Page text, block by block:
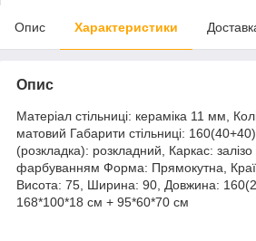
Опис Характеристики
Опис
Матеріал стільниці: кераміка 11 мм,
матовий Габарити стільниці:
(розкладка): розкладний, Каркас:
фарбуванням Форма: Прямокутна,
Висота: 75, Ширина: 90, Довжина:
168*100*18 см + 95*60*70 см